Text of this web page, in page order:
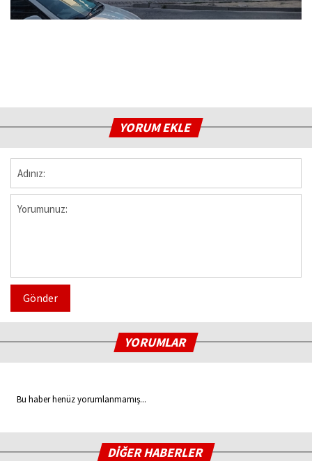
YORUM EKLE
Gönder
YORUMLAR
Bu haber henüz yorumlanmamış...
DİĞER HABERLER